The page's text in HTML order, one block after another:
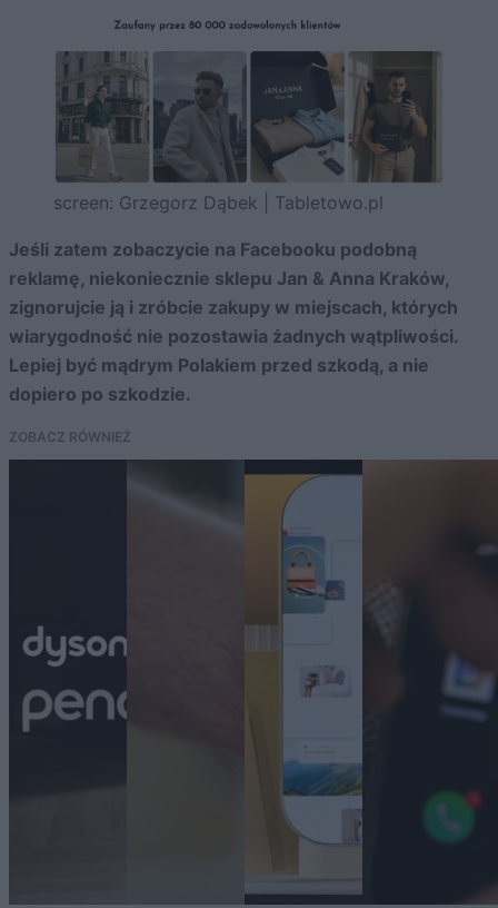
screen: Grzegorz Dąbek | Tabletowo.pl
Jeśli zatem zobaczycie na Facebooku podobną
reklamę, niekoniecznie sklepu Jan & Anna Kraków,
zignorujcie ją i zróbcie zakupy w miejscach, których
wiarygodność nie pozostawia żadnych wątpliwości.
Lepiej być mądrym Polakiem przed szkodą, a nie
dopiero po szkodzie.
ZOBACZ RÓWNIEŻ